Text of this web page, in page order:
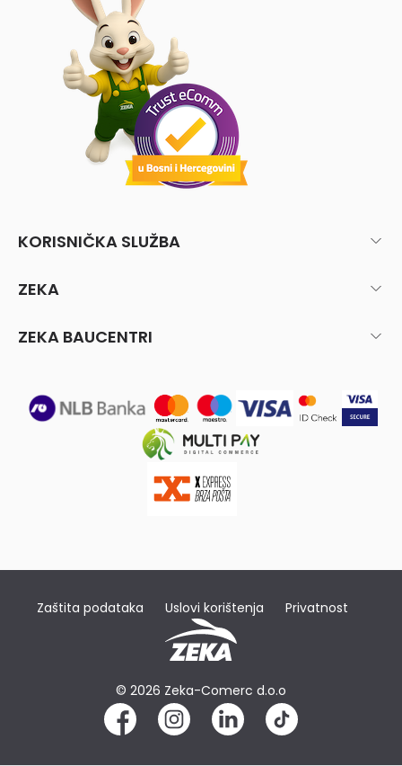
KORISNIČKA SLUŽBA
ZEKA
ZEKA BAUCENTRI
Zaštita podataka Uslovi korištenja Privatnost
© 2026 Zeka-Comerc d.o.o